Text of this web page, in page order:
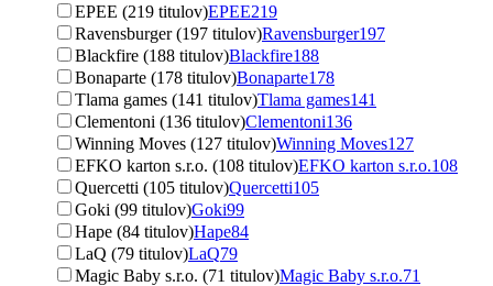
EPEE (219 titulov)EPEE219
Ravensburger (197 titulov)Ravensburger197
Blackfire (188 titulov)Blackfire188
Bonaparte (178 titulov)Bonaparte178
Tlama games (141 titulov)Tlama games141
Clementoni (136 titulov)Clementoni136
Winning Moves (127 titulov)Winning Moves127
EFKO karton s.r.o. (108 titulov)EFKO karton s.r.o.108
Quercetti (105 titulov)Quercetti105
Goki (99 titulov)Goki99
Hape (84 titulov)Hape84
LaQ (79 titulov)LaQ79
Magic Baby s.r.o. (71 titulov)Magic Baby s.r.o.71